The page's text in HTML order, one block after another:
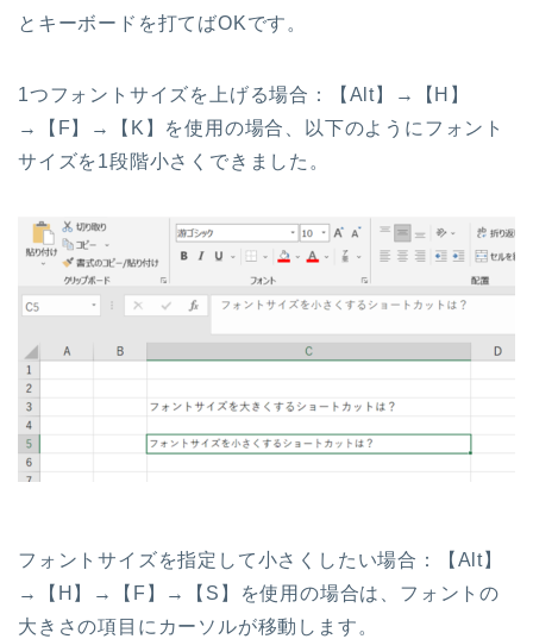
とキーボードを打てばOKです。
1つフォントサイズを上げる場合：【Alt】→【H】
→【F】→【K】を使用の場合、以下のようにフォント
サイズを1段階小さくできました。
フォントサイズを指定して小さくしたい場合：【Alt】
→【H】→【F】→【S】を使用の場合は、フォントの
大きさの項目にカーソルが移動します。